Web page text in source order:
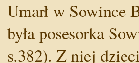
Umarł w Sowince
była posesorka
s.382). Z niej